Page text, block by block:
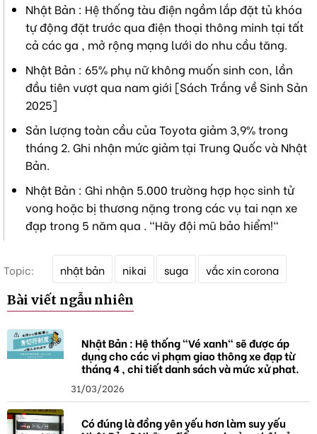
Nhật Bản : Hệ thống tàu điện ngầm lắp đặt tủ khóa
tự động đặt trước qua điện thoại thông minh tại tất
cả các ga , mở rộng mạng lưới do nhu cầu tăng.
Nhật Bản : 65% phụ nữ không muốn sinh con, lần
đầu tiên vượt qua nam giới [Sách Trắng về Sinh Sản
2025]
Sản lượng toàn cầu của Toyota giảm 3,9% trong
tháng 2. Ghi nhận mức giảm tại Trung Quốc và Nhật
Bản.
Nhật Bản : Ghi nhận 5.000 trường hợp học sinh tử
vong hoặc bị thương nặng trong các vụ tai nạn xe
đạp trong 5 năm qua . "Hãy đội mũ bảo hiểm!"
Topic:
k
h
a
nhật bản nikai suga vắc xin corona
Bài viết ngẫu nhiên
Nhật Bản : Hệ thống "Vé xanh" sẽ được áp
dụng cho các vi phạm giao thông xe đạp từ
tháng 4 , chi tiết danh sách và mức xử phạt.
31/03/2026
Có đúng là đồng yên yếu hơn làm suy yếu